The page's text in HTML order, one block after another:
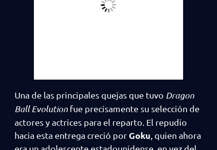
Una de las principales quejas que tuvo Dragon
Ball Evolution fue precisamente su selección de
actores y actrices para el reparto. El repudio
hacia esta entrega creció por Goku , quien ahora